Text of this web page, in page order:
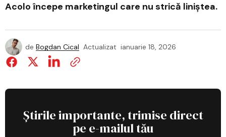
Acolo începe marketingul care nu strică liniștea.
de Bogdan Cical Actualizat ianuarie 18, 2026
Știrile importante, trimise direct
pe e-mailul tău